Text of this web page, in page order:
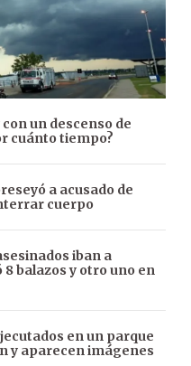
un descenso de
cuánto tiempo?
a acusado de
cuerpo
iban a
balazos y otro uno en
en un parque
y aparecen imágenes